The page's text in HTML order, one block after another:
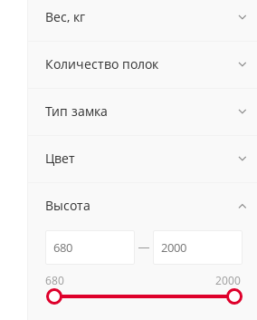
Вес, кг
Количество полок
Тип замка
Цвет
Высота
680 2000